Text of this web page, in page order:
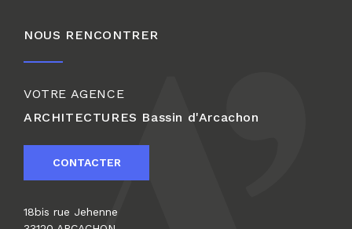
NOUS RENCONTRER
VOTRE AGENCE
ARCHITECTURES Bassin d'Arcachon
CONTACTER
18bis rue Jehenne